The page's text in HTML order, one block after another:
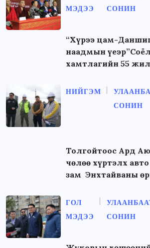
МЭДЭЭ
СОНИН
“Хүрээ цам-
наадмын
хамтлагийн 55
НИЙГЭМ
СОНИН
Толгойтоос Ард
чөлөө хүртэлх авто
зам Энхтайваны
ГОЛ
МЭДЭЭ
СОНИН